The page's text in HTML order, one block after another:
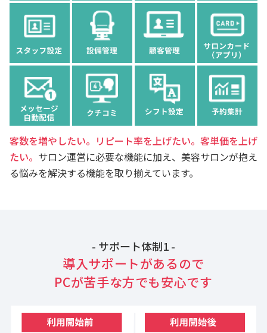
客数を増やしたい。リピート率を上げたい。客単価を上げ
たい。 サロン運営に必要な機能に加え、美容サロンが抱え
る悩みを解決する機能を取り揃えています。
- サポート体制1 -
導入サポートがあるので
PCが苦手な方でも安心です